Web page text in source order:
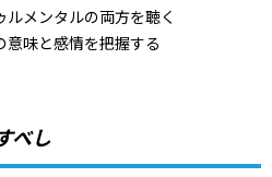
メンタルの両方を聴く
味と感情を把握する
べし